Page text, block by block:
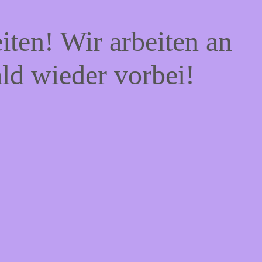
Wir arbeiten an
wieder vorbei!